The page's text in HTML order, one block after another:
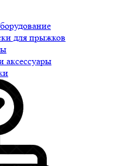
для прыжков
аксессуары